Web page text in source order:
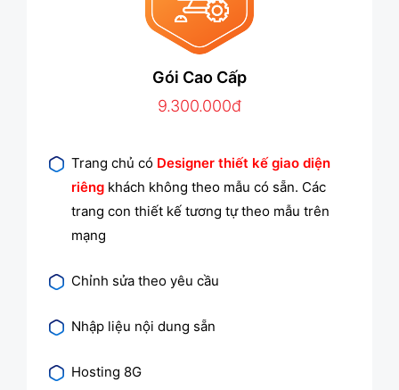
Gói Cao Cấp
9.300.000đ
Trang chủ có Designer thiết kế giao diện
riêng khách không theo mẫu có sẵn. Các
trang con thiết kế tương tự theo mẫu trên
mạng
Chỉnh sửa theo yêu cầu
Nhập liệu nội dung sẵn
Hosting 8G